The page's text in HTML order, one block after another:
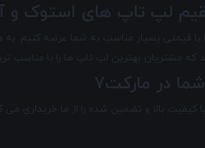
لپ تاپ های استوک و
مشتریان بهترین لپ تاپ ها را با مناسب
در مارکت7
بالا و تضمین شده را از ما خریداری